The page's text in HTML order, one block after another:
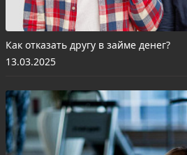
Как отказать другу в займе денег?
13.03.2025